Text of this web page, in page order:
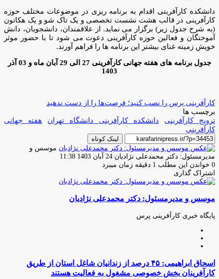
دانشکده کارآفرینی اقدام به برنامه ریزی در موضوعات مختلف حوزه
کارآفرینی در قالب هشت نشست تخصصی و یک تاک شو و یک هکاتون
(به شرح جدول زیر) برگزار می نماید. از علاقمندان، دانشجویان، دانش
آموختگان و فعالین حوزه کارآفرینی دعوت می شود تا با حضور موثر
خویش زمینه غنای بیشتر این برنامه ها را فراهم آورند.
جدول برنامه های هفته جهانی کارآفرینی 27 الی 29 آبان ماه و 03 آذر
1403
کارآفرینی پرس را نصب کنید؛ فرصت‌ها را از دست ندهید
برچسب ها
ترویج کارآفرینی
دانشکده کارآفرینی دانشگاه تهران
هفته جهانی
کارآفرینی
لینک کوتاه
موسس و
مدیرمسئول: دکتر محمدعلی نژادیان ارسال
ایمیل
24 آبان 1403 11:38
0 خواندن این مطلب 1 دقیقه زمان میبرد
اشتراک گذاری
فیس
توئیتر
لینکدین
واتس
تلگرام
اشتراک
از
ایمیل
چاپ
موسس و مدیرمسئول: دکتر محمدعلی نژادیان
پایگاه خبری کارآفرینی پرس
اسحاق
ابراهیمی:
اسحاق ابراهیمی: ۴۵ درصد از زندانیان شاغل استان از طریق
کارآفرینان بخش خصوصی مشغول به فعالیت هستند